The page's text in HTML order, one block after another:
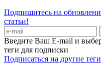
Подпишитесь на
статьи!
Введите Ваш E-mail и
теги для подписки
Подписаться на другие теги